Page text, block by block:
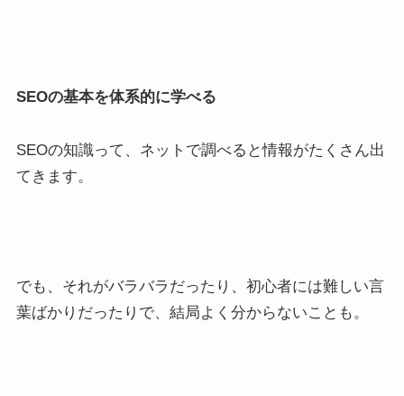
SEOの基本を体系的に学べる
SEOの知識って、ネットで調べると情報がたくさん出
てきます。
でも、それがバラバラだったり、初心者には難しい言
葉ばかりだったりで、結局よく分からないことも。